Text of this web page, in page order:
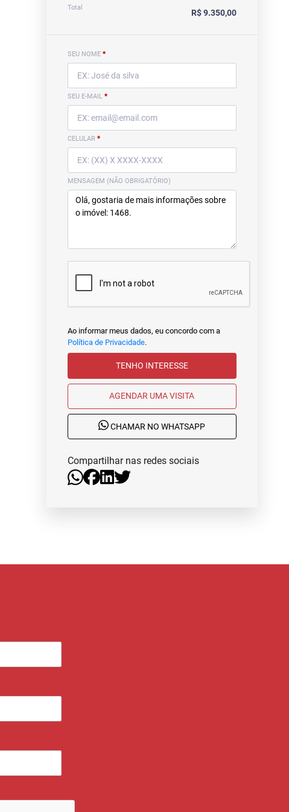
Total R$ 9.350,00
SEU NOME *
SEU E-MAIL *
CELULAR *
MENSAGEM (NÃO OBRIGATÓRIO)
Ao informar meus dados, eu concordo com a
Política de Privacidade.
TENHO INTERESSE
AGENDAR UMA VISITA
CHAMAR NO WHATSAPP
Compartilhar nas redes sociais